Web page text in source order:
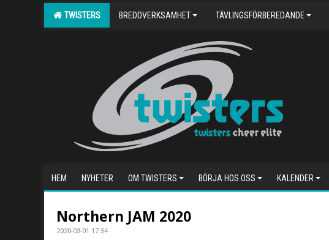
TWISTERS BREDDVERKSAMHET TÄVLINGSFÖRBEREDANDE
HEM NYHETER OM TWISTERS BÖRJA HOS OSS KALENDER
Northern JAM 2020
2020-03-01 17:54